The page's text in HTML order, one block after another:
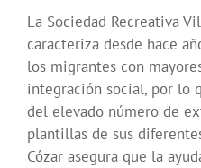
La Sociedad Recreativa
caracteriza desde hace
los migrantes con
integración social, por lo
del elevado número de
plantillas de sus
Cózar asegura que la